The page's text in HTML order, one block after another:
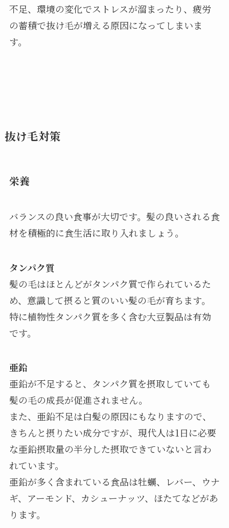
不足、環境の変化でストレスが溜まったり、疲労
の蓄積で抜け毛が増える原因になってしまいま
す。
抜け毛対策
栄養
バランスの良い食事が大切です。髪の良いされる食
材を積極的に食生活に取り入れましょう。
タンパク質
髪の毛はほとんどがタンパク質で作られているた
め、意識して摂ると質のいい髪の毛が育ちます。
特に植物性タンパク質を多く含む大豆製品は有効
です。
亜鉛
亜鉛が不足すると、タンパク質を摂取していても
髪の毛の成長が促進されません。
また、亜鉛不足は白髪の原因にもなりますので、
きちんと摂りたい成分ですが、現代人は1日に必要
な亜鉛摂取量の半分した摂取できていないと言わ
れています。
亜鉛が多く含まれている食品は牡蠣、レバー、ウナ
ギ、アーモンド、カシューナッツ、ほたてなどがあ
ります。